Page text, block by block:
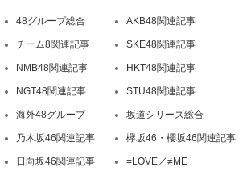
48グループ総合 AKB48関連記事
チーム8関連記事 SKE48関連記事
NMB48関連記事 HKT48関連記事
NGT48関連記事 STU48関連記事
海外48グループ 坂道シリーズ総合
乃木坂46関連記事 欅坂46・櫻坂46関連記事
日向坂46関連記事 =LOVE／≠ME